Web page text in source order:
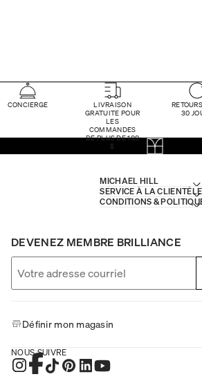
CONCIERGE
LIVRAISON
GRATUITE POUR
LES
COMMANDES
DE PLUS DE 100
$
30
MICHAEL HILL
SERVICE À LA CLIENTÈLE
CONDITIONS &
DEVENEZ MEMBRE BRILLIANCE
Définir mon magasin
NOUS SUIVRE